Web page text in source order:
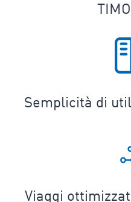
Semplicità di
Viaggi